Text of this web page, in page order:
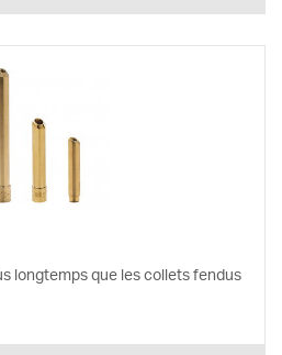
longtemps que les collets fendus